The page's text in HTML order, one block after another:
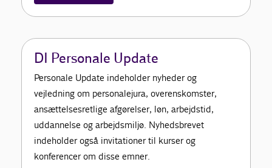
DI Personale Update
Personale Update indeholder nyheder og
vejledning om personalejura, overenskomster,
ansættelsesretlige afgørelser, løn, arbejdstid,
uddannelse og arbejdsmiljø. Nyhedsbrevet
indeholder også invitationer til kurser og
konferencer om disse emner.